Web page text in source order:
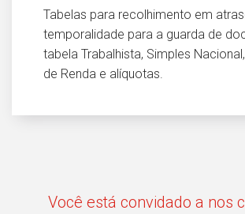
Tabelas para recolhimento em
temporalidade para a guarda de
tabela Trabalhista, Simples
de Renda e alíquotas.
Você está convidado a nos